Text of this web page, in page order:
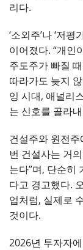
리다.
‘소외주’나 ‘저
이어졌다. “개인
주도주가 빠질
따라가도 늦지
잉 시대, 애널리
는 신호를 골라
건설주와 원전
번 건설사는 거
는다”며, 단순히
다고 경고했다.
업처럼, 실제로
것이다.
2026년 투자자